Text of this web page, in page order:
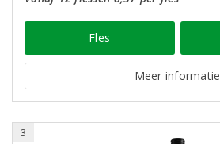
Fles
Meer informatie
3